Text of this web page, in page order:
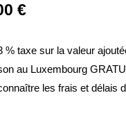
€
% taxe sur la valeur
au Luxembourg
les frais et délais